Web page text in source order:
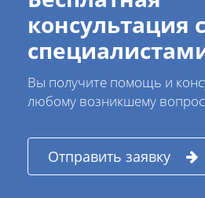
консультация с
Вы получите помощь и
любому возникшему
Отправить заявку